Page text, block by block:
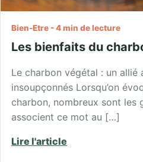
Bien-Etre - 4 min de lecture
Les bienfaits du
Le charbon végétal : un allié
insoupçonnés Lorsqu’on
charbon, nombreux sont les
associent ce mot au […]
Lire l'article